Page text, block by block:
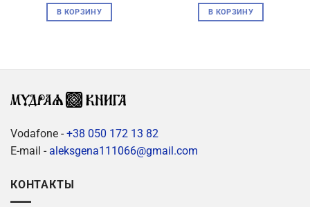
В КОРЗИНУ В КОРЗИНУ
Vodafone - +38 050 172 13 82
E-mail - aleksgena111066@gmail.com
КОНТАКТЫ